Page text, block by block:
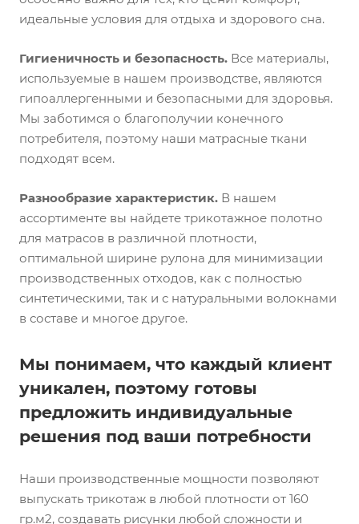
идеальные условия для отдыха и здорового сна.
Гигиеничность и безопасность. Все материалы,
используемые в нашем производстве, являются
гипоаллергенными и безопасными для здоровья.
Мы заботимся о благополучии конечного
потребителя, поэтому наши матрасные ткани
подходят всем.
Разнообразие характеристик. В нашем
ассортименте вы найдете трикотажное полотно
для матрасов в различной плотности,
оптимальной ширине рулона для минимизации
производственных отходов, как с полностью
синтетическими, так и с натуральными волокнами
в составе и многое другое.
Мы понимаем, что каждый клиент
уникален, поэтому готовы
предложить индивидуальные
решения под ваши потребности
Наши производственные мощности позволяют
выпускать трикотаж в любой плотности от 160
гр.м2, создавать рисунки любой сложности и